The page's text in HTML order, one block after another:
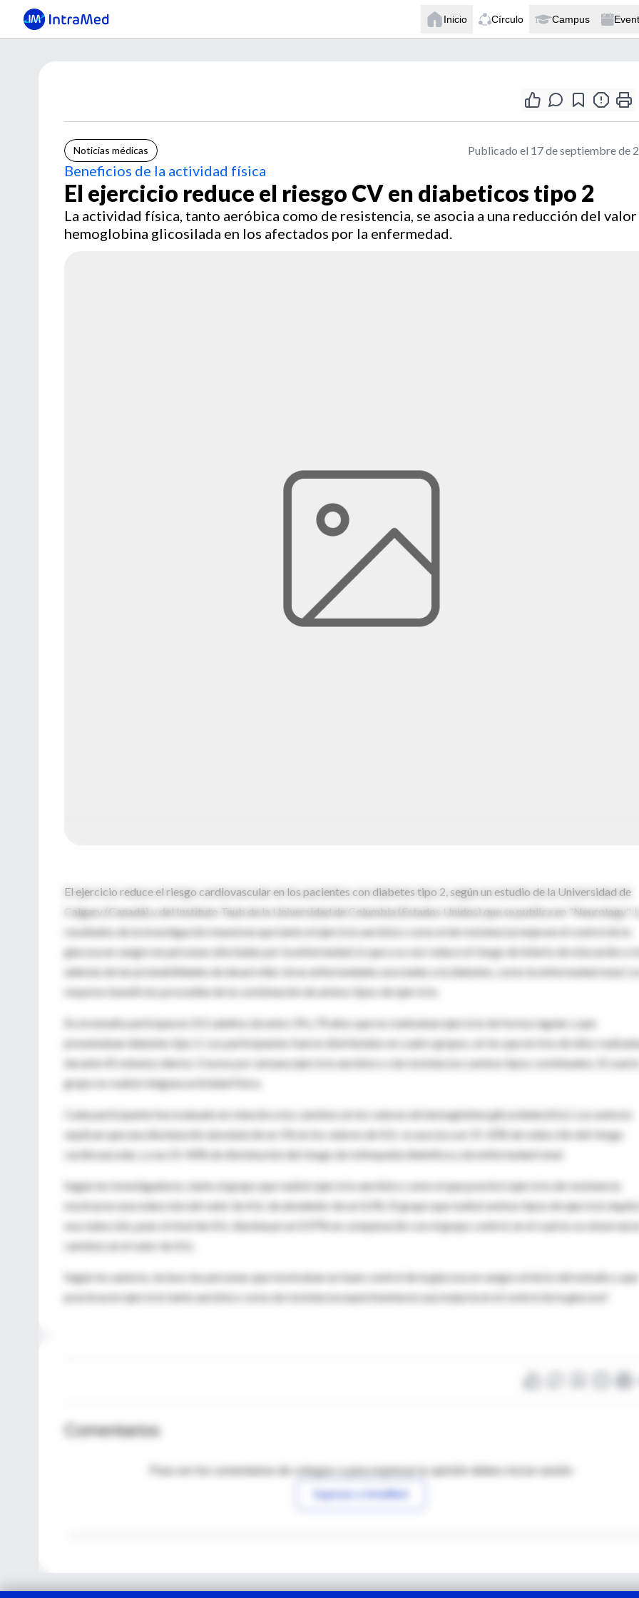
Inicio Círculo Campus
Noticias médicas Publicado el 17 de septiembre de
Beneficios de la actividad física
El ejercicio reduce el riesgo CV en diabeticos tipo 2
La actividad física, tanto aeróbica como de resistencia, se asocia a una reducción del valor
hemoglobina glicosilada en los afectados por la enfermedad.
El ejercicio reduce el riesgo cardiovascular en los pacientes con diabetes tipo 2, según un estudio de la Universidad de
Calgary (Canadá) y del Instituto Taub de la Universidad de Columbia (Estados Unidos) que se publica en "Neurology".
resultados de la investigación muestran que tanto el ejercicio aeróbico como el de resistencia mejoran el control de la
glucosa en sangre en personas afectadas por la enfermedad, lo que a su vez reduce el riesgo de infarto de miocardio e
además de las probabilidades de desarrollar otras enfermedades asociadas a la diabetes, como la enfermedad renal. Los
mayores beneficios procedían de la combinación de ambos tipos de ejercicio.
En el estudio participaron 251 adultos de entre 39 y 70 años que no realizaban ejercicio de forma regular y que
presentaban diabetes tipo 2. Los participantes fueron distribuidos en cuatro grupos, en los que en tres de ellos
durante 45 minutos diarios 3 veces por semana ejercicio aeróbico o de resistencia o ambos tipos combinados. El cuarto
grupo no realizó ninguna actividad física.
Cada participante fue evaluado en relación a los cambios en los valores de hemoglobina glicosilada (A1c). Los autores
explican que una disminución absoluta de un 1% en los valores de A1c se asocia a un 15-20% de reducción del riesgo
cardiovascular, y a un 25-40% de disminución del riesgo de retinopatía diabética y de enfermedad renal.
Según los investigadores, tanto el grupo que realizó ejercicio aeróbico como el que practicó ejercicio de resistencia
mostraron una reducción del valor de A1c de alrededor de un 0,5%. El grupo que realizó ambos tipos de ejercicio duplicó
esa reducción, pues el nivel de A1c disminuyó un 0,97% en comparación con el grupo control, en el cual no se observaron
cambios en el valor de A1c.
Según los autores, incluso las personas que mostraban un buen control de la glucosa en sangre al inicio del estudio y que
practicaron ejercicio tanto aeróbico como de resistencia experimentaron una mejoría en el control de la glucosa".
Comentarios
Para ver los comentarios de colegas o para expresar tu opinión debes iniciar sesión
Ingresar a IntraMed